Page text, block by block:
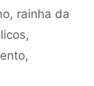
, rainha da
,
,